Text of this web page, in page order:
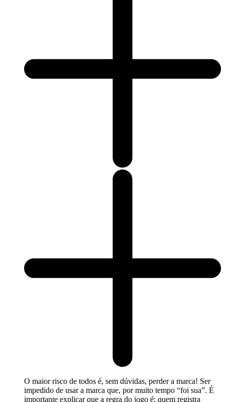
O maior risco de todos é, sem dúvidas, perder a marca! Ser
impedido de usar a marca que, por muito tempo “foi sua”. É
importante explicar que a regra do jogo é: quem registra